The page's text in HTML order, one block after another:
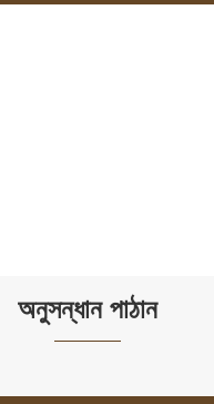
অনুসন্ধান পাঠান